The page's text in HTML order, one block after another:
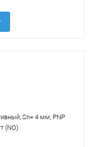
Sn= 4 мм, PNP
(NO)